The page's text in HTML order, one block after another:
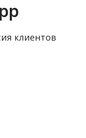
клиентов